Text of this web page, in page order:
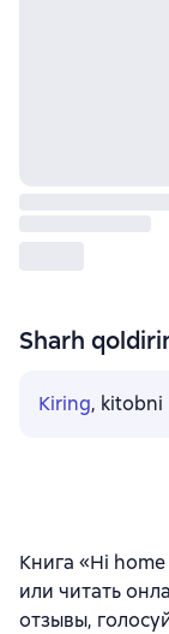
Sharh
Kiring, kitobni
Книга «Hi
или читать
отзывы,